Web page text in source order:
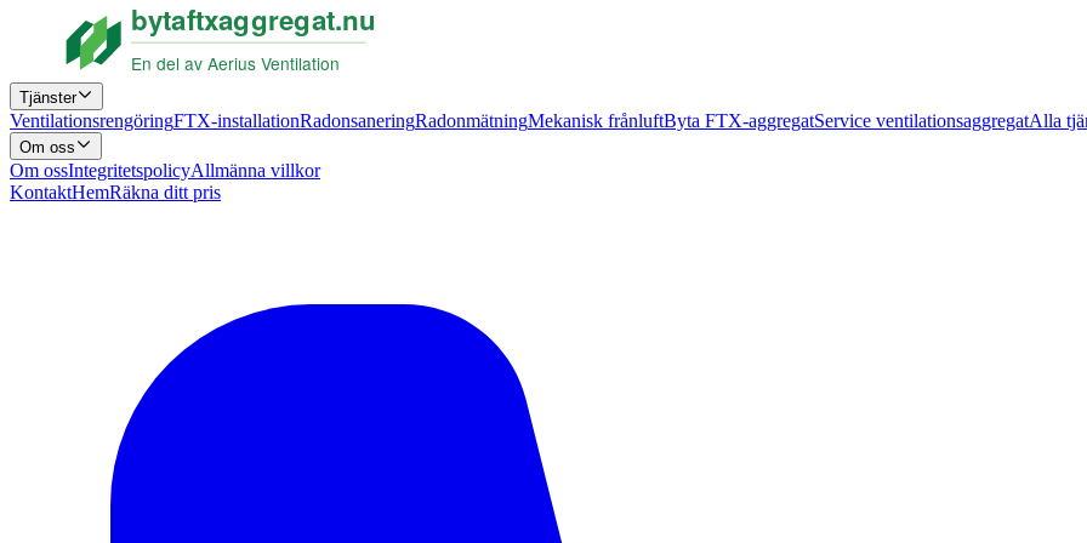
Tjänster
VentilationsrengöringFTX-installationRadonsaneringRadonmätningMekanisk frånluftByta FTX-aggregatService ventilationsaggregatAlla
Om oss
Om ossIntegritetspolicyAllmänna villkor
KontaktHemRäkna ditt pris